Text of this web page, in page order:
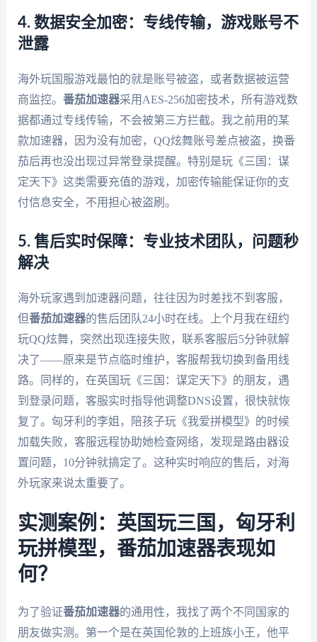
4. 数据安全加密：专线传输，游戏账号不
泄露
海外玩国服游戏最怕的就是账号被盗，或者数据被运营
商监控。 番茄加速器采用AES-256加密技术，所有游戏数
据都通过专线传输，不会被第三方拦截。我之前用的某
款加速器，因为没有加密，QQ炫舞账号差点被盗，换番
茄后再也没出现过异常登录提醒。特别是玩《三国：谋
定天下》这类需要充值的游戏，加密传输能保证你的支
付信息安全，不用担心被盗刷。
5. 售后实时保障：专业技术团队，问题秒
解决
海外玩家遇到加速器问题，往往因为时差找不到客服，
但番茄加速器的售后团队24小时在线。上个月我在纽约
玩QQ炫舞，突然出现连接失败，联系客服后5分钟就解
决了——原来是节点临时维护，客服帮我切换到备用线
路。同样的，在英国玩《三国：谋定天下》的朋友，遇
到登录问题，客服实时指导他调整DNS设置，很快就恢
复了。匈牙利的李姐，陪孩子玩《我爱拼模型》的时候
加载失败，客服远程协助她检查网络，发现是路由器设
置问题，10分钟就搞定了。这种实时响应的售后，对海
外玩家来说太重要了。
实测案例：英国玩三国，匈牙利
玩拼模型，番茄加速器表现如
何？
为了验证番茄加速器的通用性，我找了两个不同国家的
朋友做实测。第一个是在英国伦敦的上班族小王，他平